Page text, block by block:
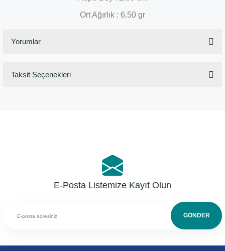
Ort Ağırlık : 6.50 gr
Yorumlar
Taksit Seçenekleri
E-Posta Listemize Kayıt Olun
GÖNDER